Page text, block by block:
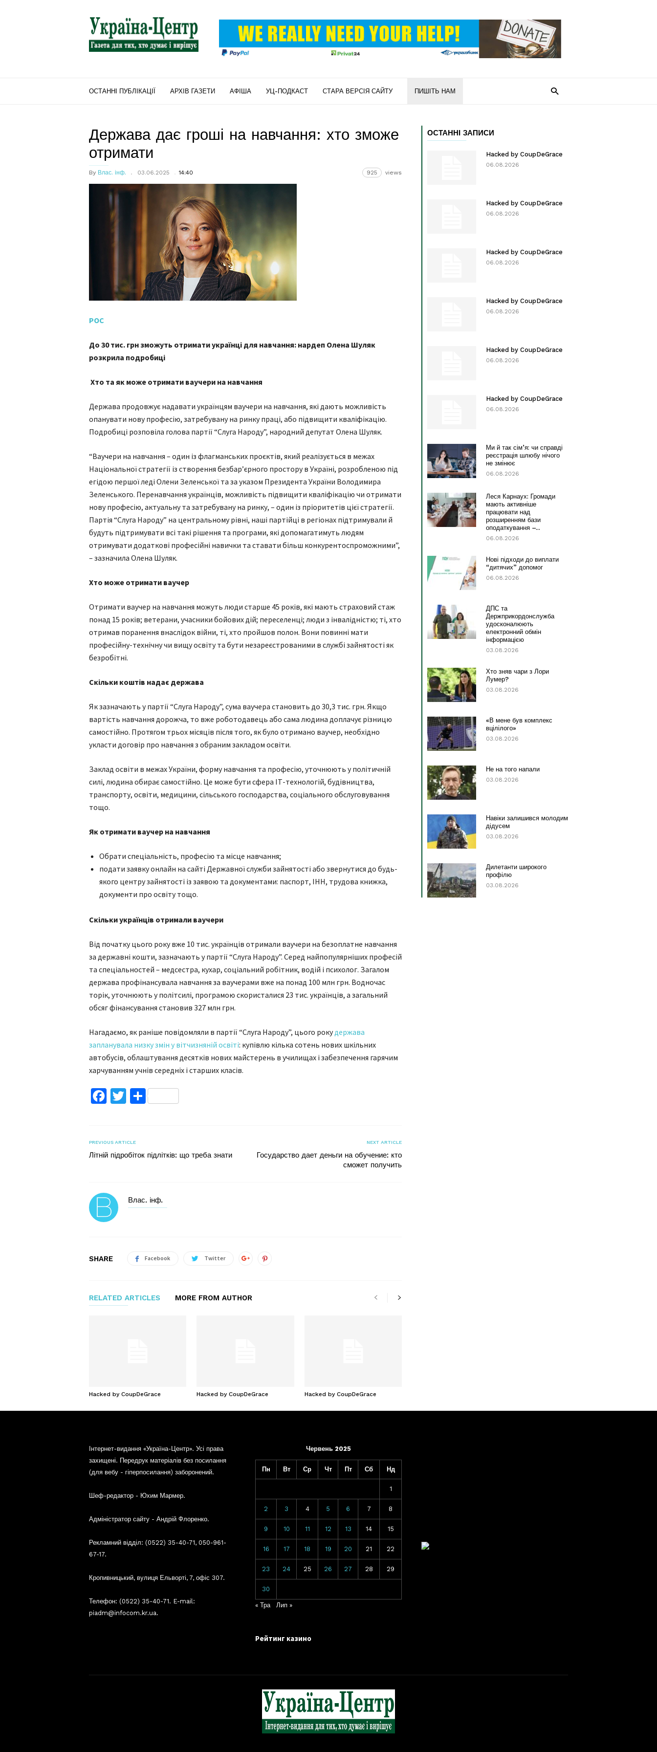
"Україна-
Центр"
ОСТАННІ ПУБЛІКАЦІЇ АРХІВ ГАЗЕТИ АФІША УЦ-ПОДКАСТ СТАРА ВЕРСІЯ САЙТУ ПИШІТЬ НАМ
Держава дає гроші на навчання: хто зможе
отримати
By Влас. інф. 03.06.2025 14:40 925 views
РОС
До 30 тис. грн зможуть отримати українці для навчання: нардеп Олена Шуляк
розкрила подробиці
Хто та як може отримати ваучери на навчання
Держава продовжує надавати українцям ваучери на навчання, які дають можливість
опанувати нову професію, затребувану на ринку праці, або підвищити кваліфікацію.
Подробиці розповіла голова партії “Слуга Народу”, народний депутат Олена Шуляк.
“Ваучери на навчання – один із флагманських проєктів, який реалізується в межах
Національної стратегії із створення безбар’єрного простору в Україні, розробленою під
егідою першої леді Олени Зеленської та за указом Президента України Володимира
Зеленського. Перенавчання українців, можливість підвищити кваліфікацію чи отримати
нову професію, актуальну та затребувану на ринку, – один із пріоритетів цієї стратегії.
Партія “Слуга Народу” на центральному рівні, наші партійці в регіонах підтримували й
будуть підтримувати всі такі рішення та програми, які допомагатимуть людям
отримувати додаткові професійні навички та ставати більш конкурентоспроможними”,
– зазначила Олена Шуляк.
Хто може отримати ваучер
Отримати ваучер на навчання можуть люди старше 45 років, які мають страховий стаж
понад 15 років; ветерани, учасники бойових дій; переселенці; люди з інвалідністю; ті, хто
отримав поранення внаслідок війни, ті, хто пройшов полон. Вони повинні мати
професійну-технічну чи вищу освіту та бути незареєстрованими в службі зайнятості як
безробітні.
Скільки коштів надає держава
Як зазначають у партії “Слуга Народу”, сума ваучера становить до 30,3 тис. грн. Якщо
вартість навчання дорожча, то вже роботодавець або сама людина доплачує різницю
самостійно. Протягом трьох місяців після того, як було отримано ваучер, необхідно
укласти договір про навчання з обраним закладом освіти.
Заклад освіти в межах України, форму навчання та професію, уточнюють у політичній
силі, людина обирає самостійно. Це може бути сфера ІТ-технологій, будівництва,
транспорту, освіти, медицини, сільського господарства, соціального обслуговування
тощо.
Як отримати ваучер на навчання
Обрати спеціальність, професію та місце навчання;
подати заявку онлайн на сайті Державної служби зайнятості або звернутися до будь-
якого центру зайнятості із заявою та документами: паспорт, ІНН, трудова книжка,
документи про освіту тощо.
Скільки українців отримали ваучери
Від початку цього року вже 10 тис. українців отримали ваучери на безоплатне навчання
за державні кошти, зазначають у партії “Слуга Народу”. Серед найпопулярніших професій
та спеціальностей – медсестра, кухар, соціальний робітник, водій і психолог. Загалом
держава профінансувала навчання за ваучерами вже на понад 100 млн грн. Водночас
торік, уточнюють у політсилі, програмою скористалися 23 тис. українців, а загальний
обсяг фінансування становив 327 млн грн.
Нагадаємо, як раніше повідомляли в партії “Слуга Народу”, цього рокудержава
запланувала низку змін у вітчизняній освіті: купівлю кілька сотень нових шкільних
автобусів, облаштування десятків нових майстерень в училищах і забезпечення гарячим
харчуванням учнів середніх і старших класів.
Facebook
TwitterПоділитися
PREVIOUS ARTICLE
Літній підробіток підлітків: що треба знати
NEXT ARTICLE
Государство дает деньги на обучение: кто
сможет получить
Влас. інф.
SHARE Facebook Twitter
RELATED ARTICLES MORE FROM AUTHOR
Hacked by CoupDeGrace Hacked by CoupDeGrace Hacked by CoupDeGrace
ОСТАННІ ЗАПИСИ
Hacked by CoupDeGrace
06.08.2026
Hacked by CoupDeGrace
06.08.2026
Hacked by CoupDeGrace
06.08.2026
Hacked by CoupDeGrace
06.08.2026
Hacked by CoupDeGrace
06.08.2026
Hacked by CoupDeGrace
06.08.2026
Ми й так сім’я: чи справді
реєстрація шлюбу нічого
не змінює
06.08.2026
Леся Карнаух: Громади
мають активніше
працювати над
розширенням бази
оподаткування –...
06.08.2026
Нові підходи до виплати
“дитячих” допомог
06.08.2026
ДПС та
Держприкордонслужба
удосконалюють
електронний обмін
інформацією
03.08.2026
Хто зняв чари з Лори
Лумер?
03.08.2026
«В мене був комплекс
вцілілого»
03.08.2026
Не на того напали
03.08.2026
Навіки залишився молодим
дідусем
03.08.2026
Дилетанти широкого
профілю
03.08.2026
Інтернет-видання «Україна-Центр». Усі права
захищені. Передрук матеріалів без посилання
(для вебу - гіперпосилання) заборонений.
Шеф-редактор - Юхим Мармер.
Адміністратор сайту - Андрій Флоренко.
Рекламний відділ: (0522) 35-40-71, 050-961-
67-17.
Кропивницький, вулиця Ельворті, 7, офіс 307.
Телефон: (0522) 35-40-71. E-mail:
piadm@infocom.kr.ua.
Червень 2025
Пн Вт Ср Чт Пт Сб Нд
1
2 3 4 5 6 7 8
9 10 11 12 13 14 15
16 17 18 19 20 21 22
23 24 25 26 27 28 29
30
« Тра Лип »
Рейтинг казино